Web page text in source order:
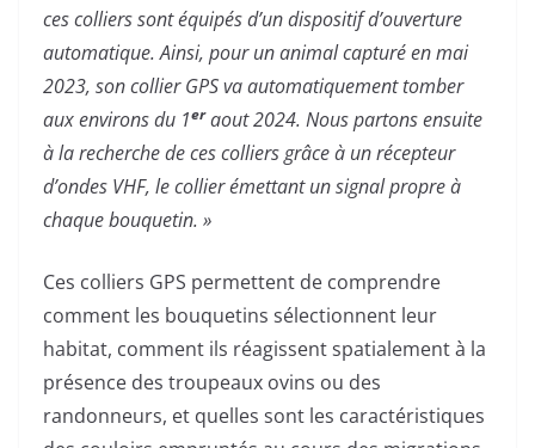
ces colliers sont équipés d’un dispositif d’ouverture
automatique. Ainsi, pour un animal capturé en mai
2023, son collier GPS va automatiquement tomber
aux environs du 1eraout 2024. Nous partons ensuite
à la recherche de ces colliers grâce à un récepteur
d’ondes VHF, le collier émettant un signal propre à
chaque bouquetin. »
Ces colliers GPS permettent de comprendre
comment les bouquetins sélectionnent leur
habitat, comment ils réagissent spatialement à la
présence des troupeaux ovins ou des
randonneurs, et quelles sont les caractéristiques